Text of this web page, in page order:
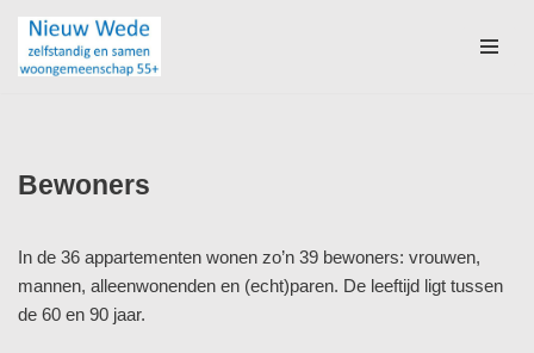
Ga
Bewoners
In de 36 appartementen wonen zo’n 39 bewoners: vrouwen,
mannen, alleenwonenden en (echt)paren. De leeftijd ligt tussen
de 60 en 90 jaar.